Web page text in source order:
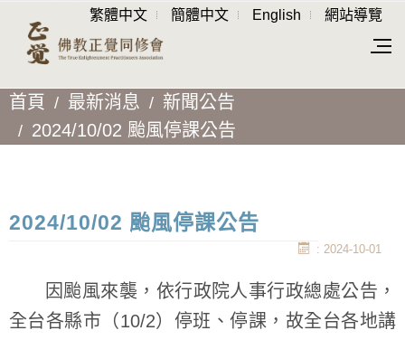
繁體中文 簡體中文 English 網站導覽
首頁 最新消息
新聞公告
2024/10/02 颱風停課公告
2024/10/02 颱風停課公告
: 2024-10-01
因颱風來襲，依行政院人事行政總處公告，
全台各縣市（10/2）停班、停課，故全台各地講